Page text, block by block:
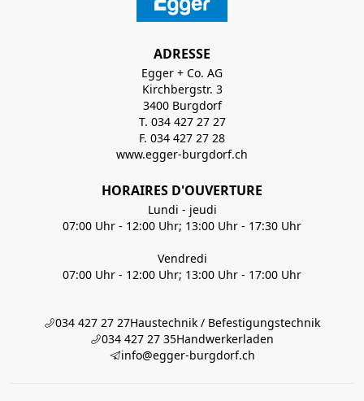
ADRESSE
Egger + Co. AG
Kirchbergstr. 3
3400 Burgdorf
T. 034 427 27 27
F. 034 427 27 28
www.egger-burgdorf.ch
HORAIRES D'OUVERTURE
Lundi - jeudi
07:00 Uhr - 12:00 Uhr; 13:00 Uhr - 17:30 Uhr
Vendredi
07:00 Uhr - 12:00 Uhr; 13:00 Uhr - 17:00 Uhr
034 427 27 27Haustechnik / Befestigungstechnik
034 427 27 35Handwerkerladen
info@egger-burgdorf.ch